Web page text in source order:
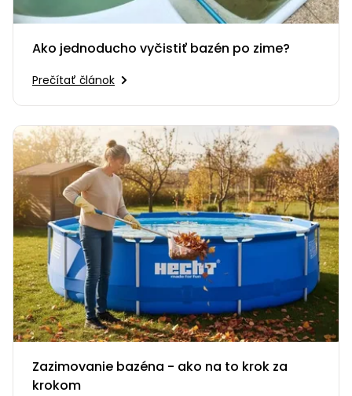
Ako jednoducho vyčistiť bazén po zime?
Prečítať článok
Zazimovanie bazéna - ako na to krok za
krokom